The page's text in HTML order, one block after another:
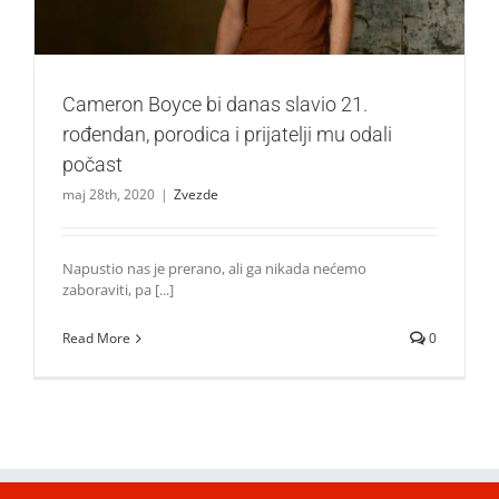
Cameron Boyce bi danas slavio 21.
rođendan, porodica i prijatelji mu odali
počast
maj 28th, 2020 | Zvezde
Napustio nas je prerano, ali ga nikada nećemo
zaboraviti, pa [...]
Read More 0